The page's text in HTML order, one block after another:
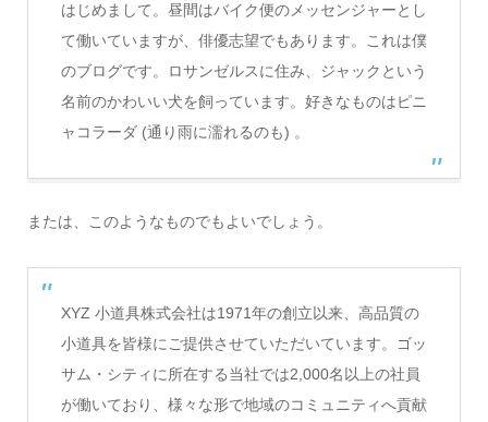
はじめまして。昼間はバイク便のメッセンジャーとし
て働いていますが、俳優志望でもあります。これは僕
のブログです。ロサンゼルスに住み、ジャックという
名前のかわいい犬を飼っています。好きなものはピニ
ャコラーダ (通り雨に濡れるのも) 。
または、このようなものでもよいでしょう。
XYZ 小道具株式会社は1971年の創立以来、高品質の
小道具を皆様にご提供させていただいています。ゴッ
サム・シティに所在する当社では2,000名以上の社員
が働いており、様々な形で地域のコミュニティへ貢献